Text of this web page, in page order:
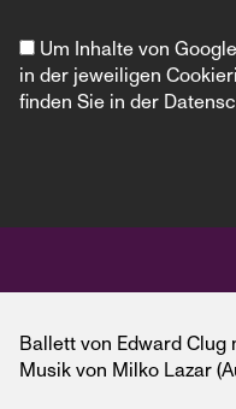
Um Inhalte von
in der jeweiligen
finden Sie in der
Ballett von Edward
Musik von Milko Lazar